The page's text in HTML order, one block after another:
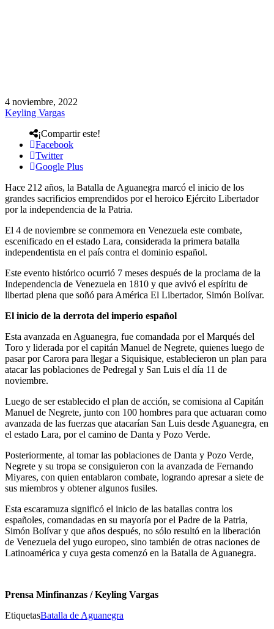
4 noviembre, 2022
Keyling Vargas
¡Compartir este!
Facebook
Twitter
Google Plus
Hace 212 años, la Batalla de Aguanegra marcó el inicio de los
grandes sacrificios emprendidos por el heroico Ejército Libertador
por la independencia de la Patria.
El 4 de noviembre se conmemora en Venezuela este combate,
escenificado en el estado Lara, considerada la primera batalla
independentista en el país contra el dominio español.
Este evento histórico ocurrió 7 meses después de la proclama de la
Independencia de Venezuela en 1810 y que avivó el espíritu de
libertad plena que soñó para América El Libertador, Simón Bolívar.
El inicio de la derrota del imperio español
Esta avanzada en Aguanegra, fue comandada por el Marqués del
Toro y liderada por el capitán Manuel de Negrete, quienes luego de
pasar por Carora para llegar a Siquisique, establecieron un plan para
atacar las poblaciones de Pedregal y San Luis el día 11 de
noviembre.
Luego de ser establecido el plan de acción, se comisiona al Capitán
Manuel de Negrete, junto con 100 hombres para que actuaran como
avanzada de las fuerzas que atacarían San Luis desde Aguanegra, en
el estado Lara, por el camino de Danta y Pozo Verde.
Posteriormente, al tomar las poblaciones de Danta y Pozo Verde,
Negrete y su tropa se consiguieron con la avanzada de Fernando
Miyares, con quien entablaron combate, logrando apresar a siete de
sus miembros y obtener algunos fusiles.
Esta escaramuza significó el inicio de las batallas contra los
españoles, comandadas en su mayoría por el Padre de la Patria,
Simón Bolívar y que años después, no sólo resultó en la liberación
de Venezuela del yugo europeo, sino también de otras naciones de
Latinoamérica y cuya gesta comenzó en la Batalla de Aguanegra.
Prensa Minfinanzas / Keyling Vargas
EtiquetasBatalla de Aguanegra